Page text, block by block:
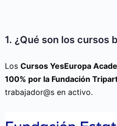
1. ¿Qué son los cursos
Los Cursos YesEuropa
100% por la Fundación
trabajador@s en activo.